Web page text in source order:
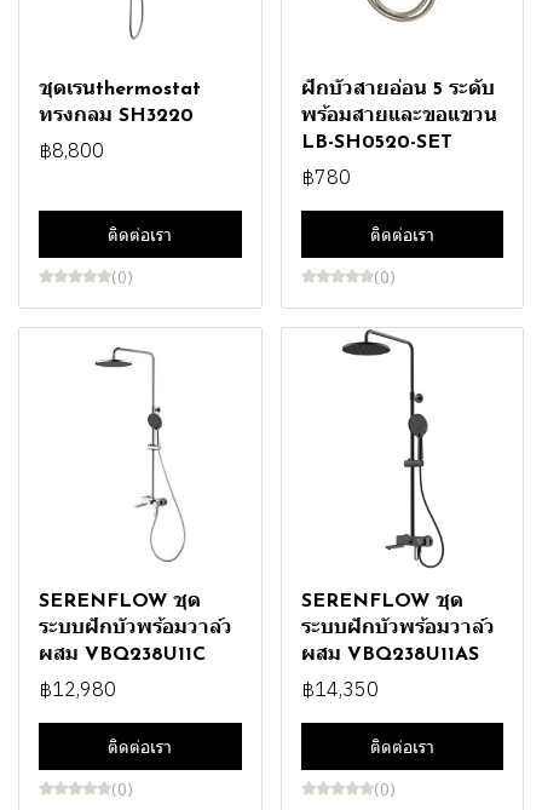
ชุดเรนthermostat
ทรงกลม SH3220
฿8,800
ติดต่อเรา
(0)
ฝักบัวสายอ่อน 5 ระดับ
พร้อมสายและขอแขวน
LB-SH0520-SET
฿780
ติดต่อเรา
(0)
SERENFLOW ชุด
ระบบฝักบัวพร้อมวาล์ว
ผสม VBQ238U11C
฿12,980
ติดต่อเรา
(0)
SERENFLOW ชุด
ระบบฝักบัวพร้อมวาล์ว
ผสม VBQ238U11AS
฿14,350
ติดต่อเรา
(0)